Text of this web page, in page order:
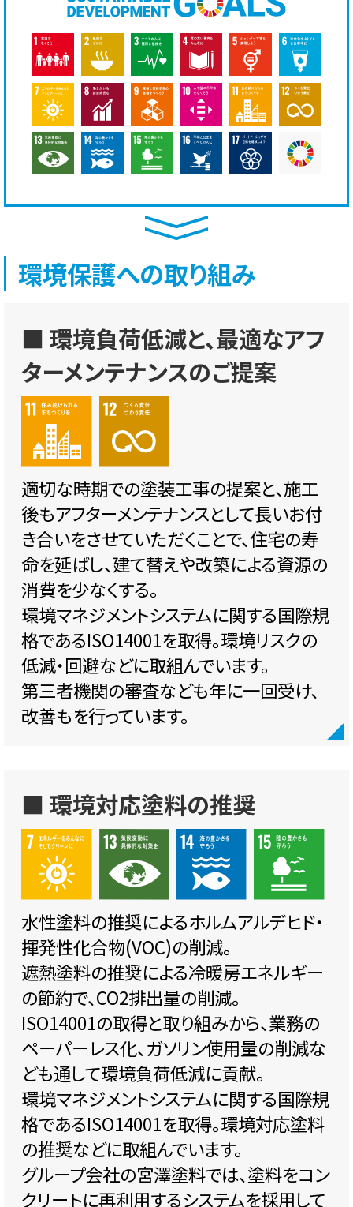
環境保護への取り組み
■ 環境負荷低減と、最適なアフ
ターメンテナンスのご提案
適切な時期での塗装工事の提案と、施工
後もアフターメンテナンスとして長いお付
き合いをさせていただくことで、住宅の寿
命を延ばし、建て替えや改築による資源の
消費を少なくする。
環境マネジメントシステムに関する国際規
格であるISO14001を取得。環境リスクの
低減・回避などに取組んでいます。
第三者機関の審査なども年に一回受け、
改善もを行っています。
■ 環境対応塗料の推奨
水性塗料の推奨によるホルムアルデヒド・
揮発性化合物(VOC)の削減。
遮熱塗料の推奨による冷暖房エネルギー
の節約で、CO2排出量の削減。
ISO14001の取得と取り組みから、業務の
ペーパーレス化、ガソリン使用量の削減な
ども通して環境負荷低減に貢献。
環境マネジメントシステムに関する国際規
格であるISO14001を取得。環境対応塗料
の推奨などに取組んでいます。
グループ会社の宮澤塗料では、塗料をコン
クリートに再利用するシステムを採用して